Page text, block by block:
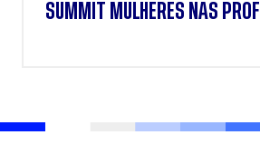
SUMMIT MULHERES NAS